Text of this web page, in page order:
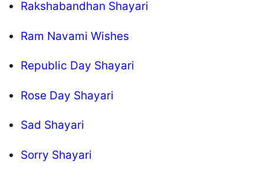
Rakshabandhan Shayari
Ram Navami Wishes
Republic Day Shayari
Rose Day Shayari
Sad Shayari
Sorry Shayari